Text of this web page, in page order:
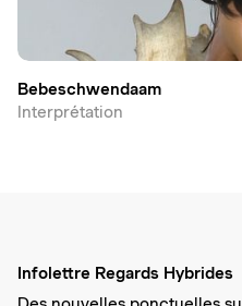
Bebeschwendaam
Interprétation
Infolettre Regards Hybrides